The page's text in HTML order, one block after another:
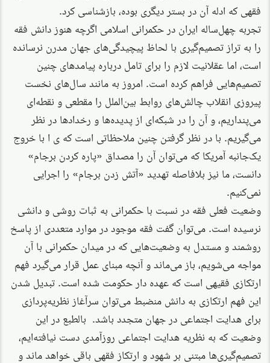
فقهی که ادله آن در بستر دیگری بوده، بازشناسی کرد.
تجربه چهل‌ساله ایران در حکمرانی اسلامی اگرچه هنوز دانش فقه
را به تراز تصمیم‌گیری با لحاظ پیچیدگی‌های جهان مدرن نرسانده
است، اما عقلانیت لازم را برای تامل درباره پیامدهای چنین
تصمیم‌هایی فراهم کرده است. امروز به مانند سال‌های نخست
پیروزی انقلاب چالش‌های روابط بین‌الملل را مقطعی و نقطه‌ای
می‌پنداریم، و آن را در شبکه‌ای از پدیده‌ها و رخدادها در نظر
می‌گیریم. با در نظر گرفتن چنین ملاحظاتی است که ی ا با خروج
یک‌جانبه آمریکا که می‌توان آن را مصداق «پاره کردن برجام»
دانست، ما نیز بلافاصله تهدید «آتش زدن برجام» را اجرایی
نمی‌کنیم.
وضعیت فعلی فقه در نسبت با حکمرانی به ثبات روشی و دانشی
نرسیده است. می‌توان گفت فقه موجود در موارد متعددی از پاسخ
روشمند و مستدل به وضعیت‌هایی که در میدان حکمرانی با آن
مواجه می‌شویم، باز می‌ماند و آنچه مبنای عمل قرار می‌گیرد فهم
ارتکازی فقیهی است که عهده دار حکومت شده است. تبدیل شدن
این فهم ارتکازی به دانش منضبط می‌توان سرآغاز نظریه‌پردازی
برای هدایت اجتماعی در جهان متجدد باشد. بالطبع در این
وضعیت که به نظریه هدایت اجتماعی روزآمدی دست نیافته‌ایم،
تصمیم‌گیری‌ها مبتنی بر شهود و ارتکاز فقهی باقی خواهد ماند و